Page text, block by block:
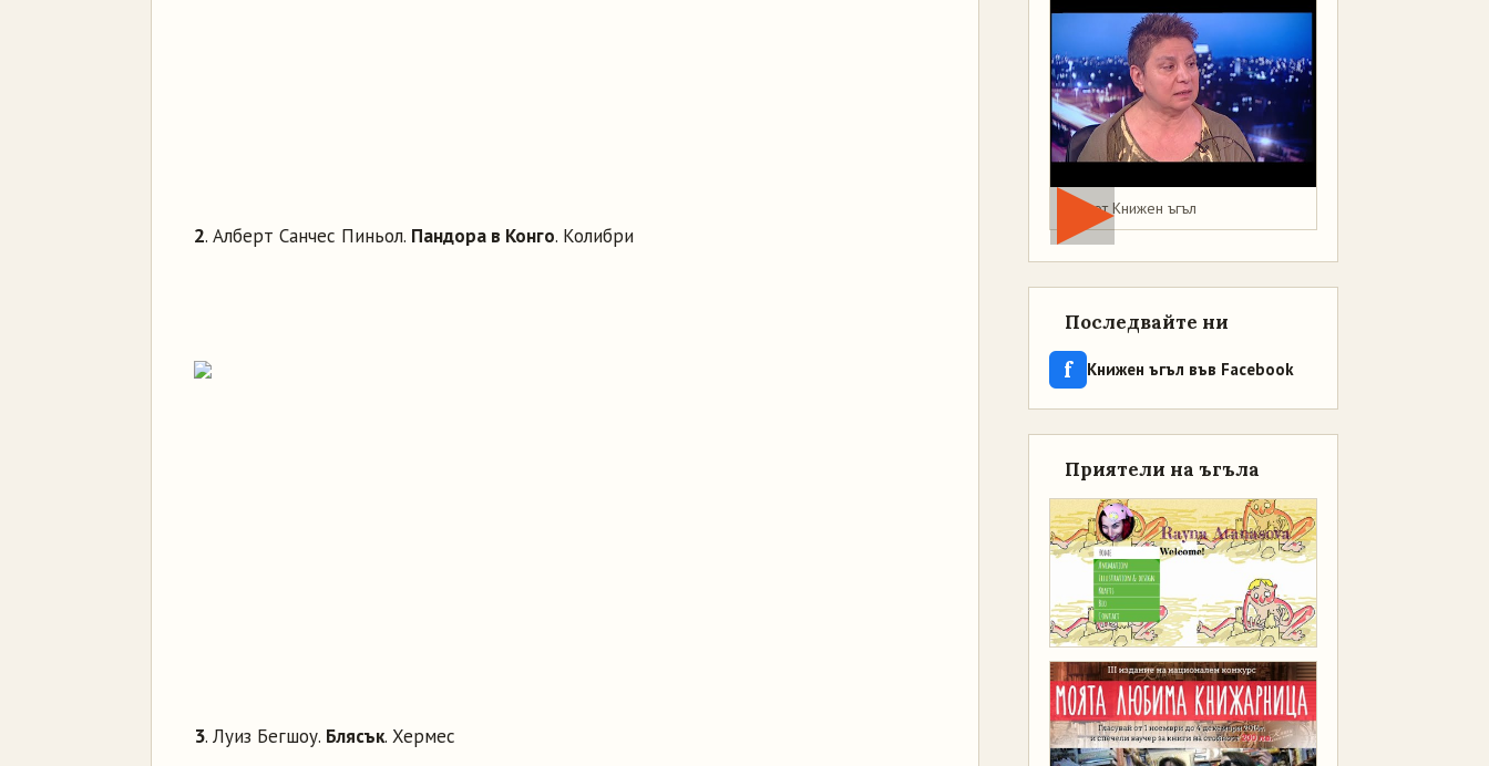
2. Алберт Санчес Пиньол. Пандора в Конго. Колибри
3. Луиз Бегшоу. Блясък. Хермес
Мая от Книжен ъгъл
Последвайте ни
f Книжен ъгъл във Facebook
Приятели на ъгъла